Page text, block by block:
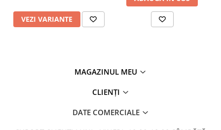
VEZI VARIANTE
MAGAZINUL MEU
CLIENȚI
DATE COMERCIALE